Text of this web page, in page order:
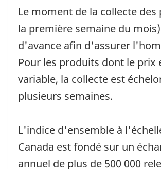
Le moment de la collecte des
la première semaine du
d'avance afin d'assurer
Pour les produits dont le prix
variable, la collecte est
plusieurs semaines.
L'indice d'ensemble à
Canada est fondé sur un
annuel de plus de 500 000